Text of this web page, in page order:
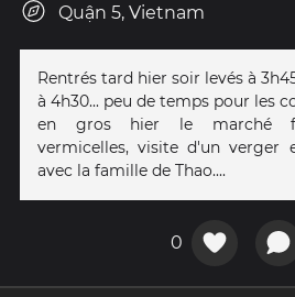
Quận 5, Vietnam
Rentrés tard hier soir levés à
à 4h30... peu de temps pour les
en gros hier le marché
vermicelles, visite d'un
avec la famille de Thao....
0